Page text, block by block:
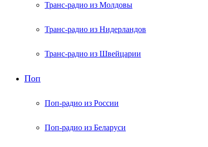
Транс-радио из Молдовы
Транс-радио из Нидерландов
Транс-радио из Швейцарии
Поп
Поп-радио из России
Поп-радио из Беларуси